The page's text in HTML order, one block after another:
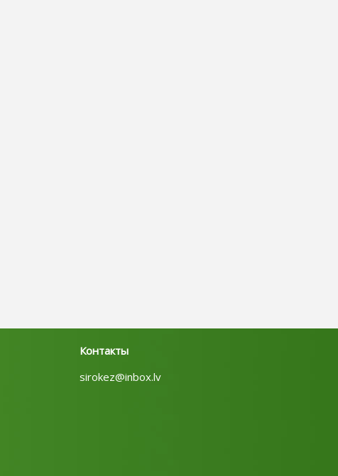
Контакты
sirokez@inbox.lv